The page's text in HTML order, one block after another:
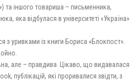
та іншого товариша – письменника,
яка відбулася в університеті «Україна»
з уривками із книги Бориса «Блокпост».
але – правдива. Цікаво, що видавалася
публікацій, які проривалися звідти, з